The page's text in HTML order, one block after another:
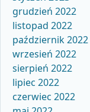
grudzień 2022
listopad 2022
październik 2022
wrzesień 2022
sierpień 2022
lipiec 2022
czerwiec 2022